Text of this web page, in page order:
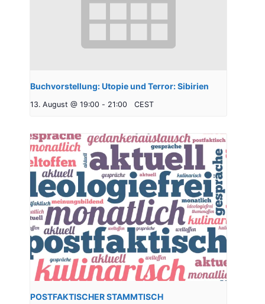
Buchvorstellung: Utopie und Terror: Sibirien
13. August @ 19:00 - 21:00 CEST
POSTFAKTISCHER STAMMTISCH